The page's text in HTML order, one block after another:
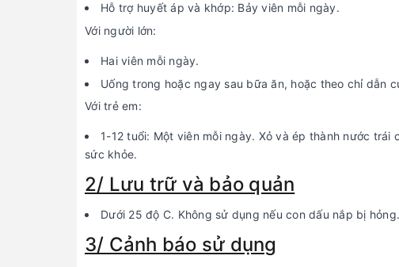
Hỗ trợ huyết áp và khớp: Bảy viên mỗi ngày.
Với người lớn:
Hai viên mỗi ngày.
Uống trong hoặc ngay sau bữa ăn, hoặc theo chỉ dẫn
Với trẻ em:
1-12 tuổi: Một viên mỗi ngày. Xỏ và ép thành nước
sức khỏe.
2/ Lưu trữ và bảo quản
Dưới 25 độ C. Không sử dụng nếu con dấu nắp bị hỏng.
3/ Cảnh báo sử dụng